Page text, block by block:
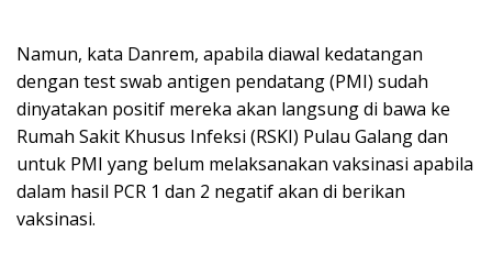
Namun, kata Danrem, apabila diawal kedatangan
dengan test swab antigen pendatang (PMI) sudah
dinyatakan positif mereka akan langsung di bawa ke
Rumah Sakit Khusus Infeksi (RSKI) Pulau Galang dan
untuk PMI yang belum melaksanakan vaksinasi apabila
dalam hasil PCR 1 dan 2 negatif akan di berikan
vaksinasi.